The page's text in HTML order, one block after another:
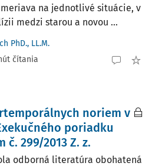
na jednotlivé situácie, v
medzi starou a novou ...
PhD., LL.M.
čítania
noriem v
poriadku
299/2013 Z. z.
odborná literatúra obohatená